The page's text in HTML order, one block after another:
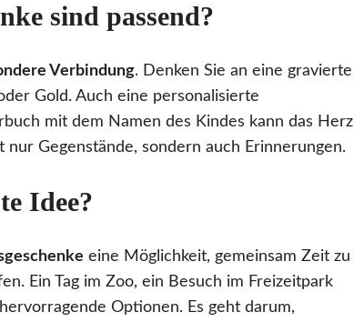
sind passend?
Verbindung. Denken Sie an eine gravierte
Gold. Auch eine personalisierte
mit dem Namen des Kindes kann das Herz
Gegenstände, sondern auch Erinnerungen.
Idee?
eine Möglichkeit, gemeinsam Zeit zu
Ein Tag im Zoo, ein Besuch im Freizeitpark
Optionen. Es geht darum,